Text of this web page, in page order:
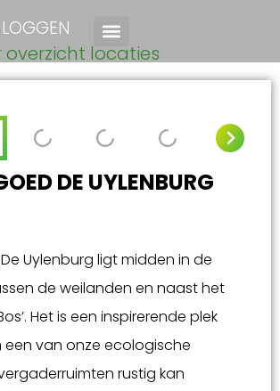
overzicht locaties
DE UYLENBURG
Uylenburg ligt midden in de
de weilanden en naast het
Het is een inspirerende plek
een van onze ecologische
rustig kan